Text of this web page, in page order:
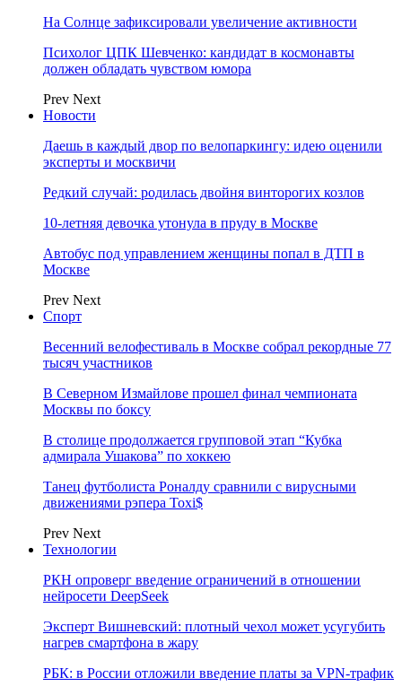
На Солнце зафиксировали увеличение активности
Психолог ЦПК Шевченко: кандидат в космонавты
должен обладать чувством юмора
Prev Next
Новости
Даешь в каждый двор по велопаркингу: идею оценили
эксперты и москвичи
Редкий случай: родилась двойня винторогих козлов
10-летняя девочка утонула в пруду в Москве
Автобус под управлением женщины попал в ДТП в
Москве
Prev Next
Спорт
Весенний велофестиваль в Москве собрал рекордные 77
тысяч участников
В Северном Измайлове прошел финал чемпионата
Москвы по боксу
В столице продолжается групповой этап “Кубка
адмирала Ушакова” по хоккею
Танец футболиста Роналду сравнили с вирусными
движениями рэпера Toxi$
Prev Next
Технологии
РКН опроверг введение ограничений в отношении
нейросети DeepSeek
Эксперт Вишневский: плотный чехол может усугубить
нагрев смартфона в жару
РБК: в России отложили введение платы за VPN-трафик